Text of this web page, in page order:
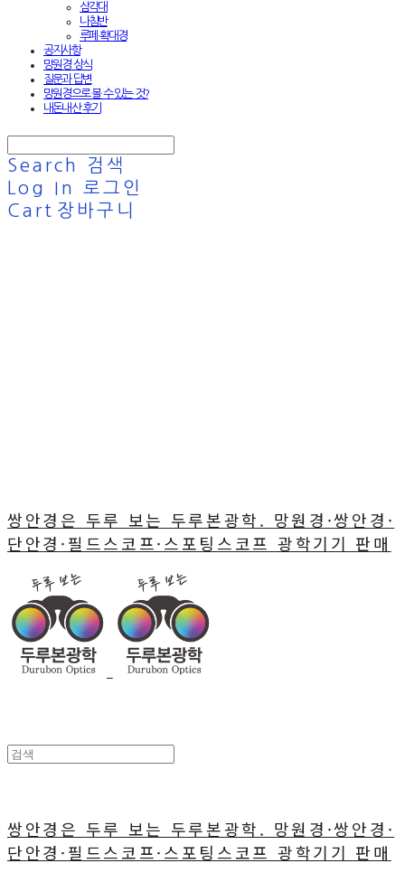
삼각대
나침반
루페·확대경
공지사항
망원경 상식
질문과 답변
망원경으로 볼 수 있는 것?
내돈내산 후기
Search
검색
Log In
로그인
Cart 장바구니
쌍안경은 두루 보는 두루본광학. 망원경·쌍안경·
단안경·필드스코프·스포팅스코프 광학기기 판매
쌍안경은 두루 보는 두루본광학. 망원경·쌍안경·
단안경·필드스코프·스포팅스코프 광학기기 판매